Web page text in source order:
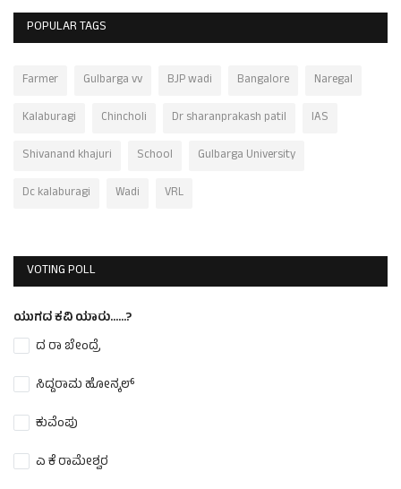
POPULAR TAGS
Farmer Gulbarga vv BJP wadi Bangalore
Naregal
Kalaburagi
Chincholi Dr sharanprakash patil
IAS
Shivanand khajuri
School
Gulbarga University
Dc kalaburagi
Wadi VRL
VOTING POLL
ಯುಗದ ಕವಿ ಯಾರು......?
ದ ರಾ ಬೇಂದ್ರೆ
ಸಿದ್ದರಾಮ ಹೋನ್ಕಲ್
ಕುವೆಂಪು
ಎ ಕೆ ರಾಮೇಶ್ವರ